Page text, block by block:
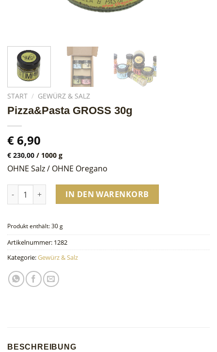
START / GEWÜRZ & SALZ
Pizza&Pasta GROSS 30g
€6,90
€ 230,00/ 1000 g
OHNE Salz / OHNE Oregano
Pizza&Pasta GROSS 30g MengeIN DEN WARENKORB
Produkt enthält: 30 g
Artikelnummer: 1282
Kategorie:Gewürz & Salz
BESCHREIBUNG